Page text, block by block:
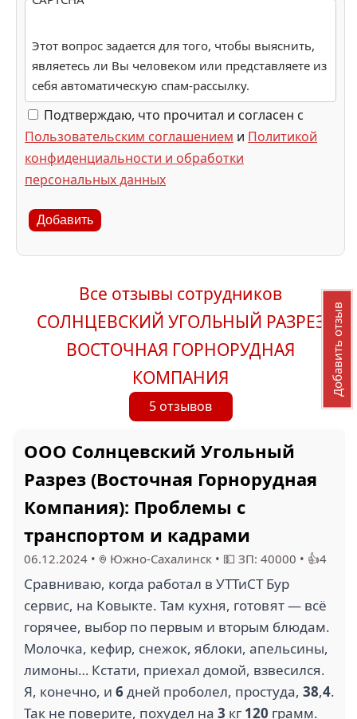
Этот вопрос задается для того, чтобы выяснить,
являетесь ли Вы человеком или представляете из
себя автоматическую спам-рассылку.
Подтверждаю, что прочитал и согласен с
Пользовательским соглашением и Политикой
конфиденциальности и обработки
персональных данных
Добавить
Все отзывы сотрудников
СОЛНЦЕВСКИЙ УГОЛЬНЫЙ РАЗРЕЗ
ВОСТОЧНАЯ ГОРНОРУДНАЯ
КОМПАНИЯ
5 отзывов
ООО Солнцевский Угольный
Разрез (Восточная Горнорудная
Компания): Проблемы с
транспортом и кадрами
06.12.2024 • Южно-Сахалинск • 💵 ЗП: 40000 • 👍4
Сравниваю, когда работал в УТТиСТ Бур
сервис, на Ковыкте. Там кухня, готовят — всё
горячее, выбор по первым и вторым блюдам.
Молочка, кефир, снежок, яблоки, апельсины,
лимоны… Кстати, приехал домой, взвесился.
Я, конечно, и 6 дней проболел, простуда, 38,4.
Так не поверите, похудел на 3 кг 120 грамм.
Добавить отзыв